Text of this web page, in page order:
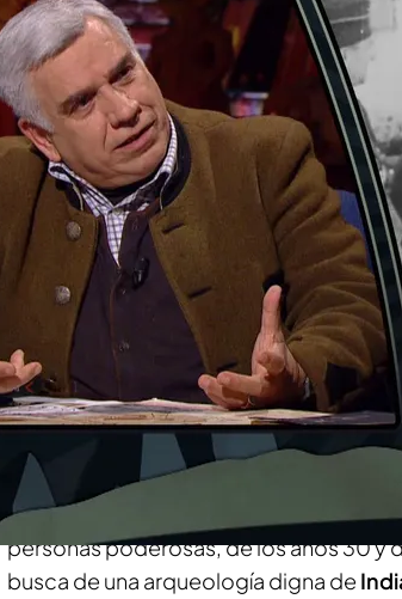
¿Cómo llegó la Ahnenerbe a
país?
Javier Nicolás habla sobre este
años.
Los nazis quería resolver el enigma
el Grial.
Compartir
Mucho se ha contado en torno a las
país, buscando una especia génesis
documentos e incluso hasta el
antes no se había entrado tan dentro
personas poderosas, de los años 30 y
busca de una arqueología digna de